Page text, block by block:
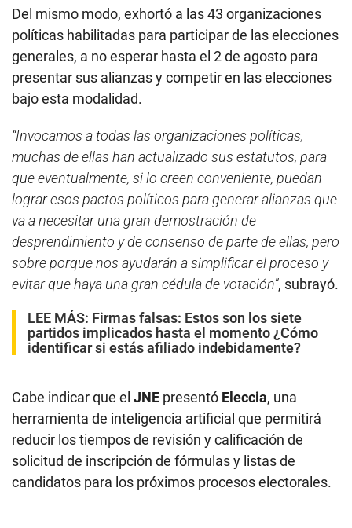
Del mismo modo, exhortó a las 43 organizaciones
políticas habilitadas para participar de las elecciones
generales, a no esperar hasta el 2 de agosto para
presentar sus alianzas y competir en las elecciones
bajo esta modalidad.
“Invocamos a todas las organizaciones políticas,
muchas de ellas han actualizado sus estatutos, para
que eventualmente, si lo creen conveniente, puedan
lograr esos pactos políticos para generar alianzas que
va a necesitar una gran demostración de
desprendimiento y de consenso de parte de ellas, pero
sobre porque nos ayudarán a simplificar el proceso y
evitar que haya una gran cédula de votación”, subrayó.
LEE MÁS: Firmas falsas: Estos son los siete
partidos implicados hasta el momento ¿Cómo
identificar si estás afiliado indebidamente?
Cabe indicar que el JNE presentó Eleccia, una
herramienta de inteligencia artificial que permitirá
reducir los tiempos de revisión y calificación de
solicitud de inscripción de fórmulas y listas de
candidatos para los próximos procesos electorales.